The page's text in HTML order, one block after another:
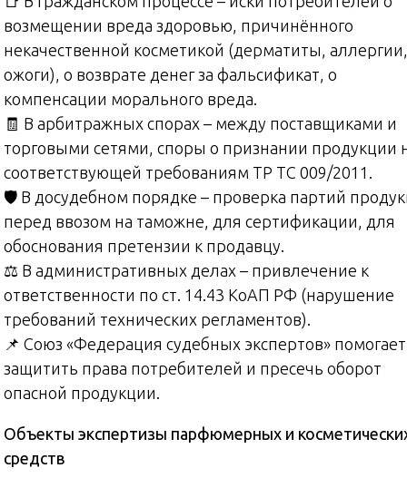
возмещении вреда здоровью, причинённого
некачественной косметикой (дерматиты, аллергии,
ожоги), о возврате денег за фальсификат, о
компенсации морального вреда.
🧾 В арбитражных спорах – между поставщиками и
торговыми сетями, споры о признании продукции
соответствующей требованиям ТР ТС 009/2011.
🛡️ В досудебном порядке – проверка партий
перед ввозом на таможне, для сертификации, для
обоснования претензии к продавцу.
⚖️ В административных делах – привлечение к
ответственности по ст. 14.43 КоАП РФ (нарушение
требований технических регламентов).
📌 Союз «Федерация судебных экспертов» помогает
защитить права потребителей и пресечь оборот
опасной продукции.
Объекты экспертизы парфюмерных и
средств